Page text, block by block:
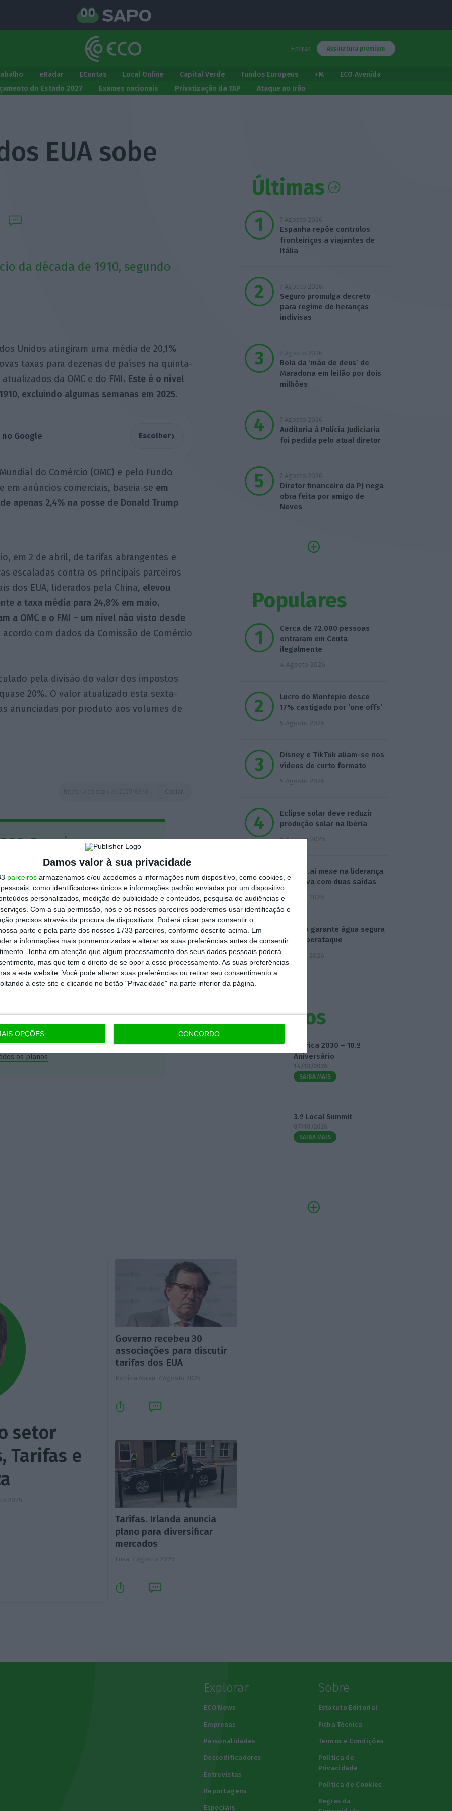
Damos valor à sua privacidade
parceiros armazenamos e/ou acedemos a informações num dispositivo, como cookies, e
como identificadores únicos e informações padrão enviadas por um dispositivo
personalizados, medição de publicidade e conteúdos, pesquisa de audiências e
Com a sua permissão, nós e os nossos parceiros poderemos usar identificação e
precisos através da procura de dispositivos. Poderá clicar para consentir o
parte e pela parte dos nossos 1733 parceiros, conforme descrito acima. Em
a informações mais pormenorizadas e alterar as suas preferências antes de consentir
Tenha em atenção que algum processamento dos seus dados pessoais poderá
mas que tem o direito de se opor a esse processamento. As suas preferências
a este website. Você pode alterar suas preferências ou retirar seu consentimento a
a este site e clicando no botão "Privacidade" na parte inferior da página.
OPÇÕES CONCORDO
Entrar Assinatura premium
eRadar EContas Local Online Capital Verde Fundos Europeus +M
ECO Avenida
do Estado 2027 Exames nacionais Privatização da TAP Ataque ao Irão
EUA sobe
da década de 1910, segundo
Unidos atingiram uma média de 20,1%
taxas para dezenas de países na quinta-
da OMC e do FMI. Este é o nível
excluindo algumas semanas em 2025.
Google Escolher›
do Comércio (OMC) e pelo Fundo
em anúncios comerciais, baseia-se em
apenas 2,4% na posse de Donald Trump
em 2 de abril, de tarifas abrangentes e
escaladas contra os principais parceiros
dos EUA, liderados pela China, elevou
a taxa média para 24,8% em maio,
a OMC e o FMI – um nível não visto desde
acordo com dados da Comissão de Comércio
pela divisão do valor dos impostos
20%. O valor atualizado esta sexta-
anunciadas por produto aos volumes de
Premium
é mais importante do que
e rigoroso.
e tenha acesso a notícias
às reportagens e especiais que
apoiar o ECO e os seus
é o jornalismo independente,
Assine já
os planos
Últimas
7 Agosto 2026
Espanha repõe controlos
fronteiriços a viajantes de
Itália
7 Agosto 2026
Seguro promulga decreto
para regime de heranças
indivisas
7 Agosto 2026
Bola da ‘mão de deus’ de
Maradona em leilão por dois
milhões
7 Agosto 2026
Auditoria à Polícia Judiciaria
foi pedida pelo atual diretor
7 Agosto 2026
Diretor financeiro da PJ nega
obra feita por amigo de
Neves
Populares
Cerca de 72.000 pessoas
entraram em Ceuta
ilegalmente
4 Agosto 2026
Lucro do Montepio desce
17% castigado por ‘one offs’
5 Agosto 2026
Disney e TikTok aliam-se nos
vídeos de curto formato
5 Agosto 2026
Eclipse solar deve reduzir
produção solar na Ibéria
6 Agosto 2026
Defined.ai mexe na liderança
executiva com duas saídas
7 Agosto 2026
Ministra garante água segura
após ciberataque
7 Agosto 2026
Eventos
Fábrica 2030 – 10.º
Aniversário
14/10/2026
SAIBA MAIS
3.º Local Summit
07/10/2026
SAIBA MAIS
setor
Tarifas e
2025
Governo recebeu 30
associações para discutir
tarifas dos EUA
Patrícia Abreu,7 Agosto 2025
Tarifas. Irlanda anuncia
plano para diversificar
mercados
Lusa,7 Agosto 2025
Explorar
ECO News
Empresas
Personalidades
Descodificadores
Entrevistas
Reportagens
Especiais
Sobre
Estatuto Editorial
Ficha Técnica
Termos e Condições
Política de
Privacidade
Política de Cookies
Regras da